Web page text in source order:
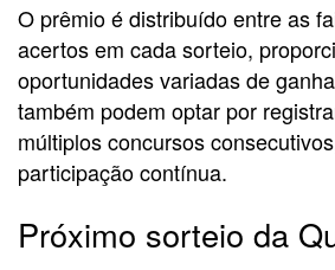
O prêmio é distribuído entre as
acertos em cada sorteio,
oportunidades variadas de
também podem optar por
múltiplos concursos
participação contínua.
Próximo sorteio da